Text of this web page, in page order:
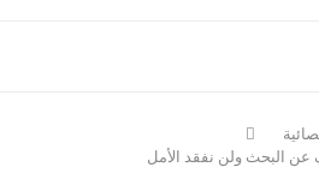
عن البحث ولن نفقد الأمل